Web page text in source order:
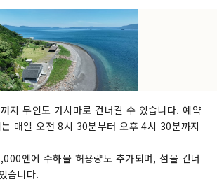
지 무인도 가시마로 건너갈 수 있습니다. 예약
매일 오전 8시 30분부터 오후 4시 30분까지
엔에 수하물 허용량도 추가되며, 섬을 건너
습니다.